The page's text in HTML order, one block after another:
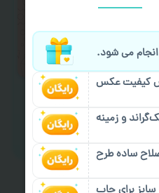
سفارش:
انجام می شود.
کیفیت عکس
و زمینه
ساده طرح